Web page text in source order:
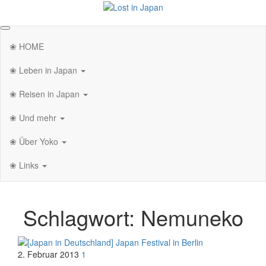
springen
❀ HOME
❀ Leben in Japan
❀ Reisen in Japan
❀ Und mehr
❀ Über Yoko
❀ Links
Schlagwort: Nemuneko
2. Februar 2013 1